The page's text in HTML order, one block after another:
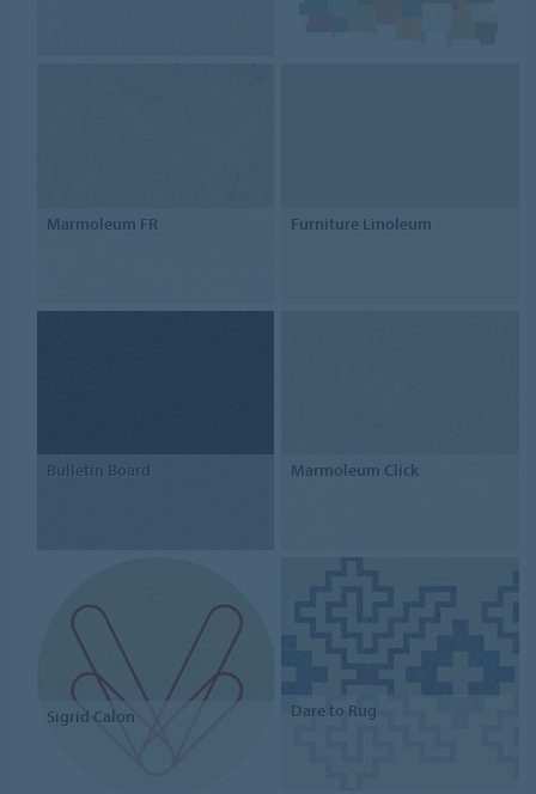
Marmoleum FR Furniture Linoleum
Bulletin Board Marmoleum Click
Sigrid Calon Dare to Rug